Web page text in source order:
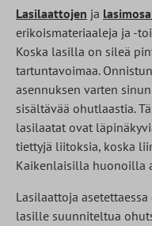
Lasilaattojen ja
erikoismateriaaleja ja -
Koska lasilla on sileä
tartuntavoimaa.
asennuksen varten
sisältävää ohutlaastia.
lasilaatat ovat
tiettyjä liitoksia, koska
Kaikenlaisilla huonoilla
Lasilaattoja
lasille suunniteltua